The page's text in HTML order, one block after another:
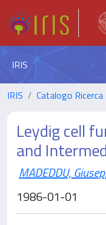
IRIS
IRIS Catalogo Ricerca
Leydig cell
and
MADEDDU,
1986-01-01